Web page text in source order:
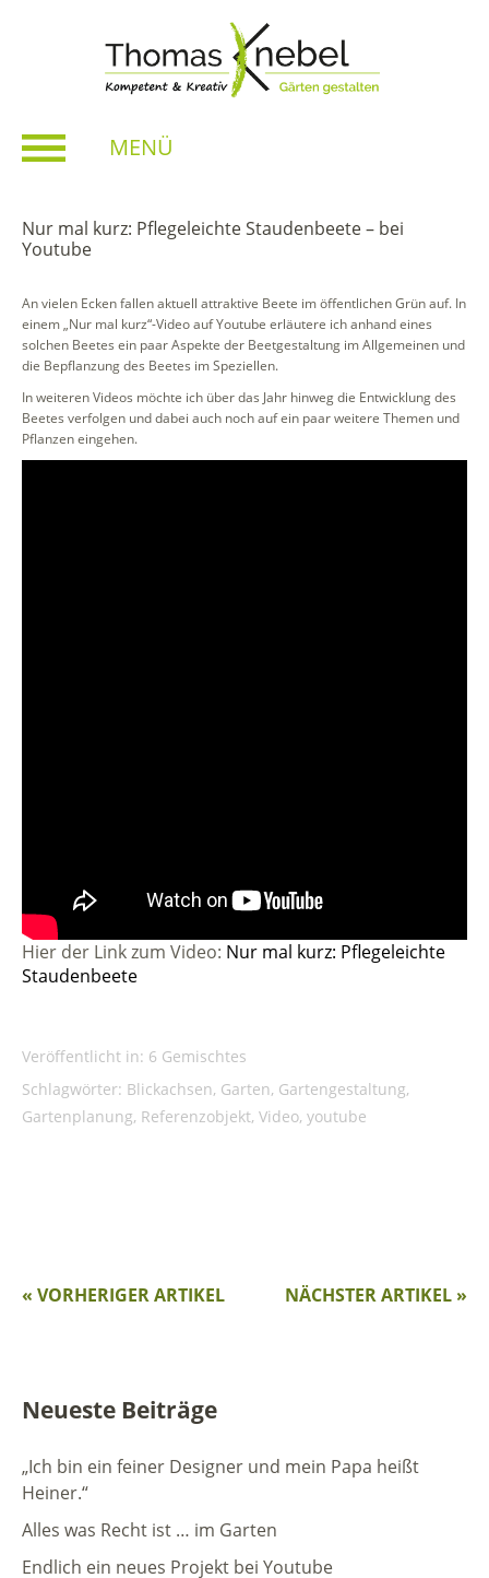
MENÜ
Nur mal kurz: Pflegeleichte Staudenbeete – bei
Youtube
An vielen Ecken fallen aktuell attraktive Beete im öffentlichen Grün auf. In
einem „Nur mal kurz“-Video auf Youtube erläutere ich anhand eines
solchen Beetes ein paar Aspekte der Beetgestaltung im Allgemeinen und
die Bepflanzung des Beetes im Speziellen.
In weiteren Videos möchte ich über das Jahr hinweg die Entwicklung des
Beetes verfolgen und dabei auch noch auf ein paar weitere Themen und
Pflanzen eingehen.
Hier der Link zum Video: Nur mal kurz: Pflegeleichte
Staudenbeete
Veröffentlicht in: 6 Gemischtes
Schlagwörter: Blickachsen, Garten, Gartengestaltung,
Gartenplanung, Referenzobjekt, Video, youtube
NÄCHSTER ARTIKEL »
« VORHERIGER ARTIKEL
Neueste Beiträge
„Ich bin ein feiner Designer und mein Papa heißt
Heiner.“
Alles was Recht ist … im Garten
Endlich ein neues Projekt bei Youtube